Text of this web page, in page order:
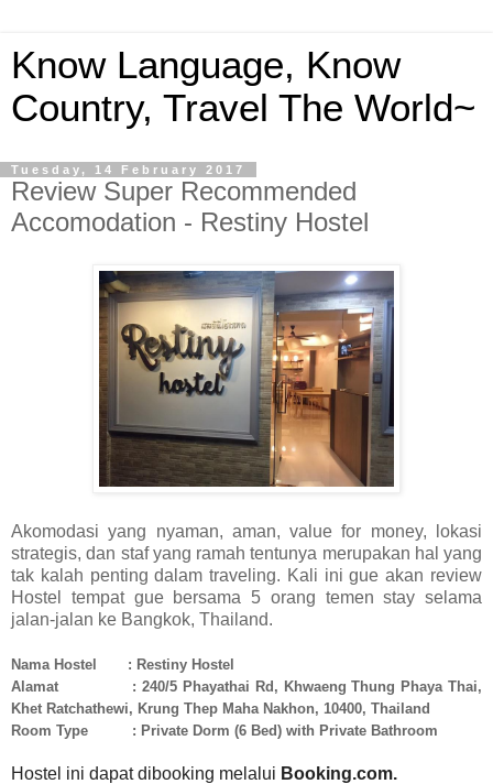
Know Language, Know
Country, Travel The World~
Tuesday, 14 February 2017
Review Super Recommended
Accomodation - Restiny Hostel
Akomodasi yang nyaman, aman, value for money, lokasi
strategis, dan staf yang ramah tentunya merupakan hal yang
tak kalah penting dalam traveling. Kali ini gue akan review
Hostel tempat gue bersama 5 orang temen stay selama
jalan-jalan ke Bangkok, Thailand.
Nama Hostel : Restiny Hostel
Alamat
:240/5 Phayathai Rd, Khwaeng Thung Phaya Thai,
Khet Ratchathewi, Krung Thep Maha Nakhon, 10400, Thailand
Room Type : Private Dorm (6 Bed) with Private Bathroom
Hostel ini dapat dibooking melalui Booking.com.